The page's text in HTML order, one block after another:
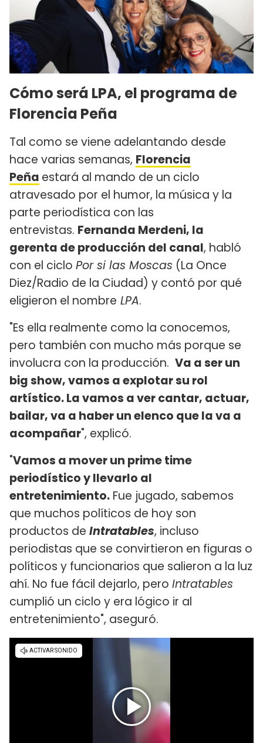
Cómo será LPA, el programa de
Florencia Peña
Tal como se viene adelantando desde
hace varias semanas, Florencia
Peña estará al mando de un ciclo
atravesado por el humor, la música y la
parte periodística con las
entrevistas. Fernanda Merdeni, la
gerenta de producción del canal, habló
con el ciclo Por si las Moscas (La Once
Diez/Radio de la Ciudad) y contó por qué
eligieron el nombre LPA.
"Es ella realmente como la conocemos,
pero también con mucho más porque se
involucra con la producción. Va a ser un
big show, vamos a explotar su rol
artístico. La vamos a ver cantar, actuar,
bailar, va a haber un elenco que la va a
acompañar", explicó.
"Vamos a mover un prime time
periodístico y llevarlo al
entretenimiento. Fue jugado, sabemos
que muchos políticos de hoy son
productos de Intratables, incluso
periodistas que se convirtieron en figuras o
políticos y funcionarios que salieron a la luz
ahí. No fue fácil dejarlo, pero Intratables
cumplió un ciclo y era lógico ir al
entretenimiento", aseguró.